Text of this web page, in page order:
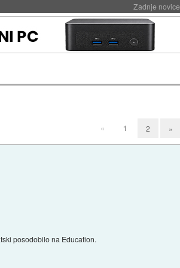
Zadnje novice
« 1 2 »
posodobilo na Education.